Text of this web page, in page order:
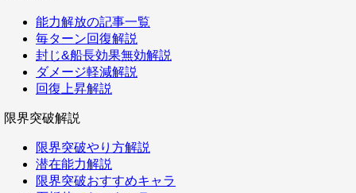
能力解放の記事一覧
毎ターン回復解説
封じ&船長効果無効解説
ダメージ軽減解説
回復上昇解説
限界突破解説
限界突破やり方解説
潜在能力解説
限界突破おすすめキャラ